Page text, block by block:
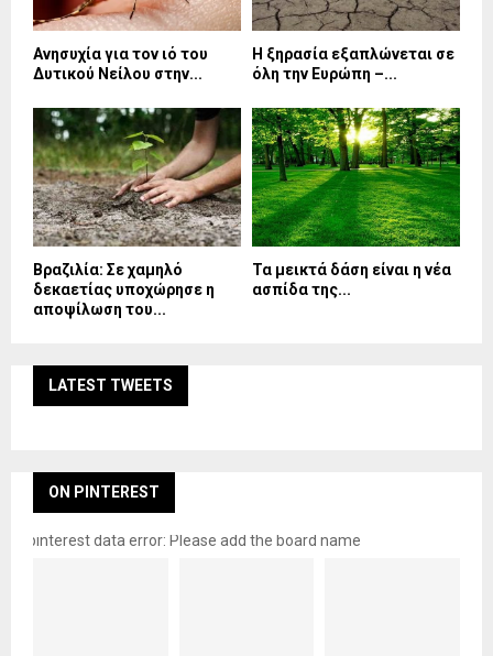
Ανησυχία για τον ιό του
Δυτικού Νείλου στην...
Η ξηρασία εξαπλώνεται σε
όλη την Ευρώπη –...
Βραζιλία: Σε χαμηλό
δεκαετίας υποχώρησε η
αποψίλωση του...
Τα μεικτά δάση είναι η νέα
ασπίδα της...
LATEST TWEETS
ON PINTEREST
pinterest data error: Please add the board name